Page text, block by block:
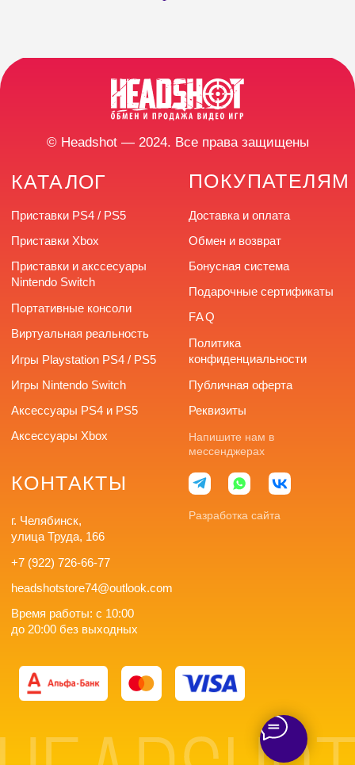
КОНТАКТЫ
Разработка сайта
Время работы: с 10:00